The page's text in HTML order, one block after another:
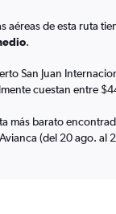
aéreas de esta ruta
.
San Juan
cuestan entre
más barato
(del 20 ago. al